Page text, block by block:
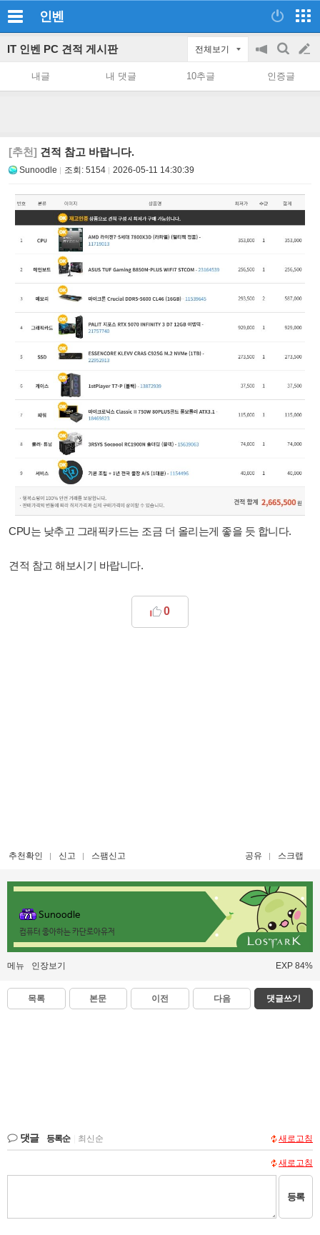
인벤
IT 인벤 PC 견적 게시판 전체보기
공
on/off
검
색
글
쓰
내글 내 댓글 10추글 인증글
[추천] 견적 참고 바랍니다.
Sunoodle 조회: 5154 2026-05-11 14:30:39
CPU는 낮추고 그래픽카드는 조금 더 올리는게 좋을 듯 합니다.
견적 참고 해보시기 바랍니다.
0
추천확인 신고 스팸신고 공유 스크랩
Sunoodle
컴퓨터 좋아하는 카단로아유저
메뉴 인장보기 EXP 84%
목록 본문 이전 다음 댓글쓰기
댓글 등록순 최신순 새로고침
새로고침
등록